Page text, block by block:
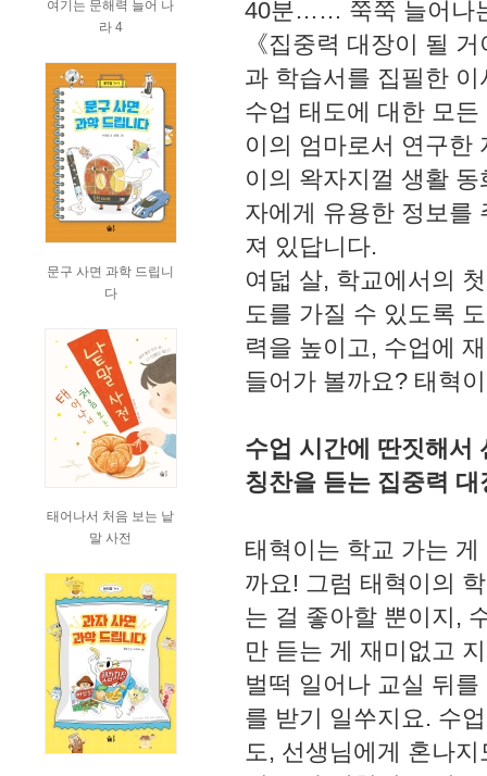
여기는 문해력 늘어 나
라 4
문구 사면 과학 드립니
다
태어나서 처음 보는 낱
말 사전
40분…… 쭉쭉 늘어나
《집중력 대장이 될
과 학습서를 집필한
수업 태도에 대한 모
이의 엄마로서 연구한
이의 왁자지껄 생활
자에게 유용한 정보를
져 있답니다.
여덟 살, 학교에서의
도를 가질 수 있도록
력을 높이고, 수업에
들어가 볼까요? 태혁
수업 시간에 딴짓해서
칭찬을 듣는 집중력
태혁이는 학교 가는
까요! 그럼 태혁이의
는 걸 좋아할 뿐이지,
만 듣는 게 재미없고
벌떡 일어나 교실 뒤
를 받기 일쑤지요. 수
도, 선생님에게 혼나